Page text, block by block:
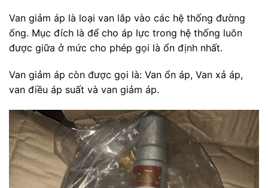
Van giảm áp là loại van lắp vào các hệ thống đường
ống. Mục đích là để cho áp lực trong hệ thống luôn
được giữa ở mức cho phép gọi là ổn định nhất.
Van giảm áp còn được gọi là: Van ổn áp, Van xả áp,
van điều áp suất và van giảm áp.